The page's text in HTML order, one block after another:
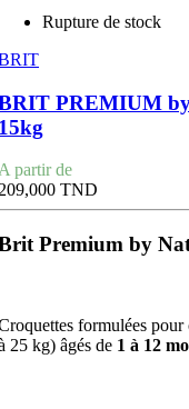
Rupture de stock
PREMIUM
partir de
TND
Premium by
formulées
25 kg) âgés de 1 à 12